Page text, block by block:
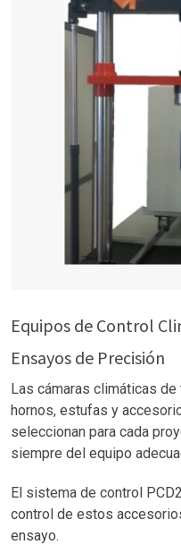
Equipos de Control
Ensayos de Precisión
Las cámaras climáticas
hornos, estufas y
seleccionan para cada
siempre del equipo
El sistema de control
control de estos
ensayo.